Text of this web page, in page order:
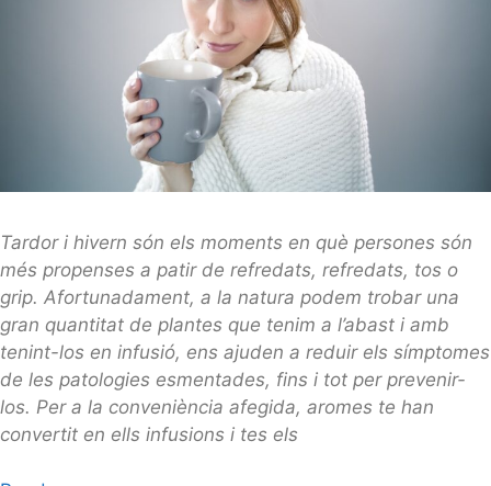
Tardor i hivern són els moments en què persones són
més propenses a patir de refredats, refredats, tos o
grip. Afortunadament, a la natura podem trobar una
gran quantitat de plantes que tenim a l’abast i amb
tenint-los en infusió, ens ajuden a reduir els símptomes
de les patologies esmentades, fins i tot per prevenir-
los. Per a la conveniència afegida, aromes te han
convertit en ells infusions i tes els